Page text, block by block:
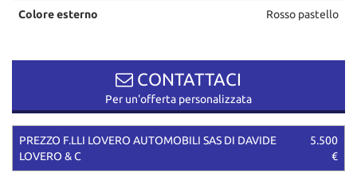
Colore esterno Rosso pastello
CONTATTACI
Per un'offerta personalizzata
PREZZO F.LLI LOVERO AUTOMOBILI SAS DI DAVIDE
LOVERO & C
5.500
€
funzionamento
alla
cookie